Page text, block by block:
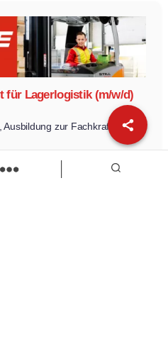
für Lagerlogistik (m/w/d)
Ausbildung zur Fachkraft für